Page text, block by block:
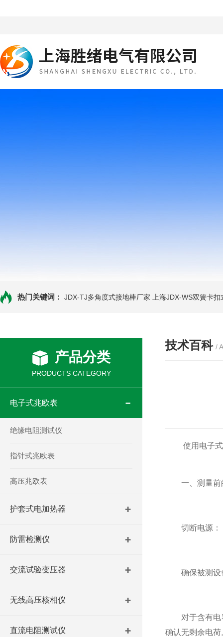
热门关键词： JDX-TJ多角度式接地棒厂家 上海JDX-WS双簧卡
产品分类
PRODUCTS CATEGORY
电子式兆欧表
绝缘电阻测试仪
指针式兆欧表
高压兆欧表
护套式电加热器
防雷检测仪
交流试验变压器
无线高压核相仪
直流电阻测试仪
技术百科 /
使用电子式兆
一、测量前
切断电源：
确保被测设备
对于含有电容
确认无剩余电荷